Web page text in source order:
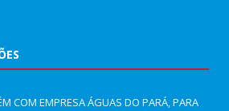
COM EMPRESA ÁGUAS DO PARÁ, PARA